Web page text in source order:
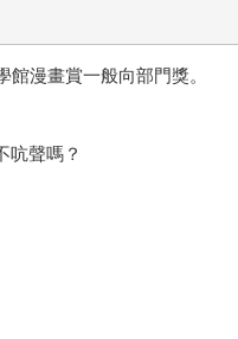
漫畫賞一般向部門獎。
吭聲嗎？